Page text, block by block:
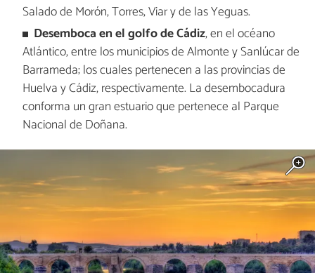
Salado de Morón, Torres, Viar y de las Yeguas.
Desemboca en el golfo de Cádiz, en el océano
Atlántico, entre los municipios de Almonte y Sanlúcar de
Barrameda; los cuales pertenecen a las provincias de
Huelva y Cádiz, respectivamente. La desembocadura
conforma un gran estuario que pertenece al Parque
Nacional de Doñana.